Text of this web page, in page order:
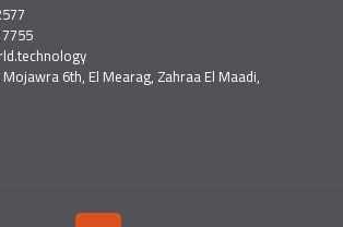
6th, El Mearag, Zahraa El Maadi,